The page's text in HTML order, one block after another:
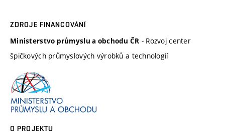
ZDROJE FINANCOVÁNÍ
Ministerstvo průmyslu a obchodu ČR - Rozvoj center
špičkových průmyslových výrobků a technologií
O PROJEKTU